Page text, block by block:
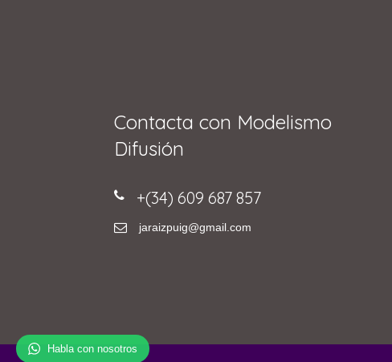
Contacta con Modelismo
Difusión
+(34) 609 687 857
jaraizpuig@gmail.com
Habla con nosotros